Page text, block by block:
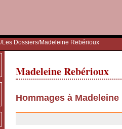
/Les Dossiers/Madeleine Rebérioux
Madeleine Rebérioux
Hommages à